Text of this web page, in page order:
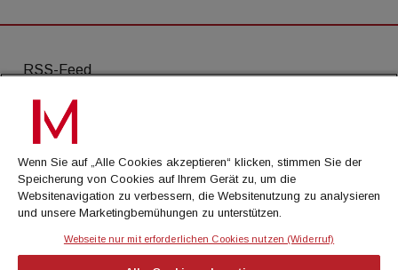
RSS-Feed
AGB
Datenschutz
Kontakt
Impressum
Wenn Sie auf „Alle Cookies akzeptieren“ klicken, stimmen Sie der
Speicherung von Cookies auf Ihrem Gerät zu, um die
Websitenavigation zu verbessern, die Websitenutzung zu analysieren
und unsere Marketingbemühungen zu unterstützen.
Webseite nur mit erforderlichen Cookies nutzen (Widerruf)